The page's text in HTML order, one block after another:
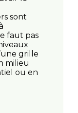
sont
faut pas
grille
milieu
ou en